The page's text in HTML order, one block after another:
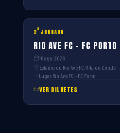
2ª JORNADA
RIO AVE FC – FC PORTO
16 ago. 2026
Estádio do Rio Ave FC, Vila do Conde
Lugar Rio Ave FC – FC Porto
VER BILHETES